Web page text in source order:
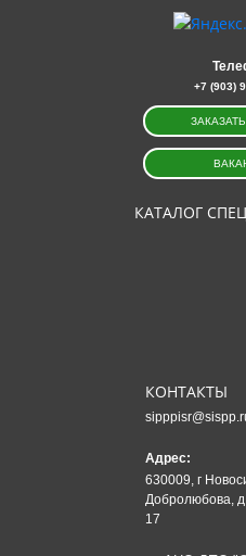
КАТАЛОГ
КОНТАКТЫ
Адрес:
630009, г
Добролюбова,
17
+7 (903)